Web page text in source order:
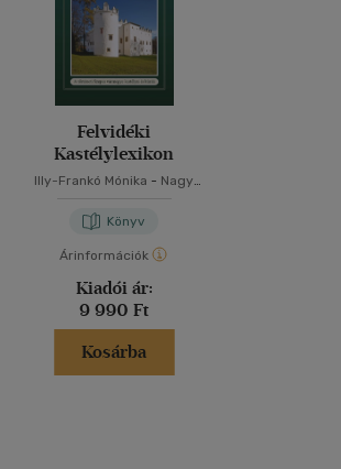
Felvidéki
Kastélylexikon
Illy-Frankó Mónika - Nagy
Könyv
Árinformációk
Kiadói ár:
9 990 Ft
Kosárba